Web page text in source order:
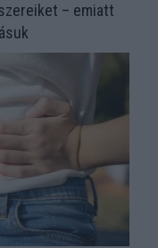
– emiatt